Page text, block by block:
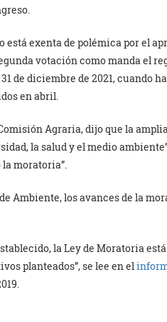
está exenta de polémica por el
votación como manda el
de diciembre de 2021, cuando
en abril.
Agraria, dijo que la
la salud y el medio
moratoria”.
Ambiente, los avances de la
la Ley de Moratoria
planteados”, se lee en el